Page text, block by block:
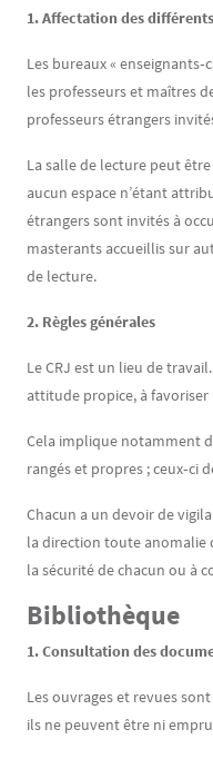
1. Affectation des
Les bureaux «
les professeurs et maîtres
professeurs étrangers
La salle de lecture peut
aucun espace n’étant
étrangers sont invités à
masterants accueillis sur
de lecture.
2. Règles générales
Le CRJ est un lieu de
attitude propice, à
Cela implique notamment
rangés et propres ; ceux‐ci
Chacun a un devoir de
la direction toute anomalie
la sécurité de chacun ou à
Bibliothèque
1. Consultation des
Les ouvrages et revues
ils ne peuvent être ni